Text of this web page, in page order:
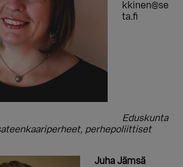
kkinen@se
ta.fi
Eduskunta
perhepoliittiset
Juha Jämsä